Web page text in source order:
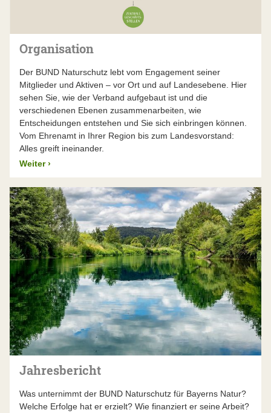
Der BUND Naturschutz lässt seinen Jahresabschluss –
über die gesetzlichen Verpflichtungen hinaus – von
einem unabhängigen Wirtschaftsprüfer unter die Lupe
Küffner & Partner prüfte die Zahlen im Frühjahr 2026
Mehr Infos finden Sie im aktuellen Jahresbericht
Organisation
Der BUND Naturschutz lebt vom Engagement seiner
Mitglieder und Aktiven – vor Ort und auf Landesebene. Hier
sehen Sie, wie der Verband aufgebaut ist und die
verschiedenen Ebenen zusammenarbeiten, wie
Entscheidungen entstehen und Sie sich einbringen können.
Vom Ehrenamt in Ihrer Region bis zum Landesvorstand:
Alles greift ineinander.
Weiter ›
Jahresbericht
Was unternimmt der BUND Naturschutz für Bayerns Natur?
Welche Erfolge hat er erzielt? Wie finanziert er seine Arbeit?